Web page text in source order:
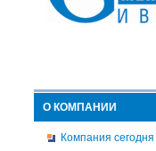
О КОМПАНИИ
Компания сегодня